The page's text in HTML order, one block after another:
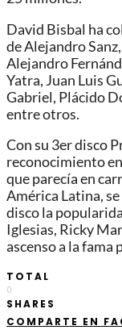
David Bisbal ha
de Alejandro
Alejandro
Yatra, Juan Luis
Gabriel, Plácido
entre otros.
Con su 3er disco
reconocimiento
que parecía en
América Latina,
disco la
Iglesias, Ricky
ascenso a la fama
TOTAL
0
SHARES
COMPARTE EN